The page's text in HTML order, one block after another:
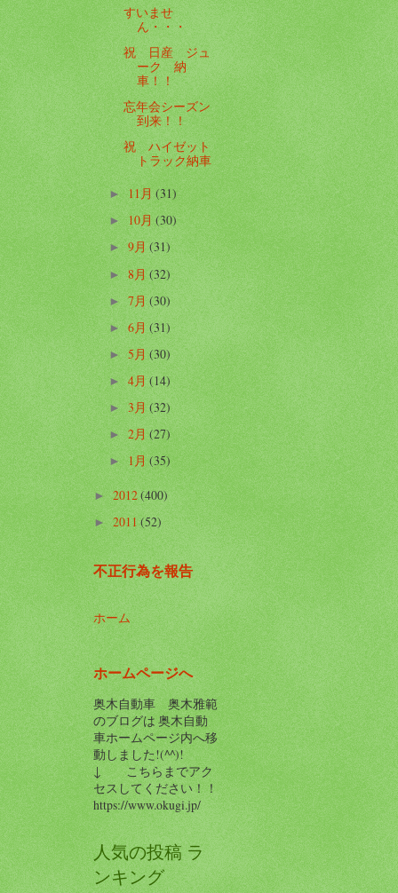
すいませ
ん・・・
祝 日産 ジュ
ーク 納
車！！
忘年会シーズン
到来！！
祝 ハイゼット
トラック納車
►11月(31)
►10月(30)
►9月(31)
►8月(32)
►7月(30)
►6月(31)
►5月(30)
►4月(14)
►3月(32)
►2月(27)
►1月(35)
►2012(400)
►2011(52)
不正行為を報告
ホーム
ホームページへ
奥木自動車 奥木雅範
のブログは 奥木自動
車ホームページ内へ移
動しました!(^^)!
↓ こちらまでアク
セスしてください！！
https://www.okugi.jp/
人気の投稿 ラ
ンキング